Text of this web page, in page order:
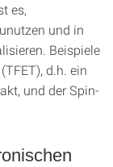
es,
und in
Beispiele
d.h. ein
und der Spin-